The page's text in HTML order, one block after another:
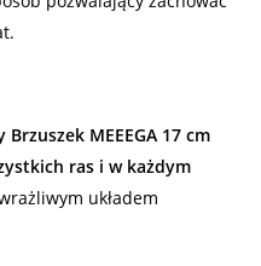
Brzuszek MEEEGA 17 cm
ras i w każdym
układem